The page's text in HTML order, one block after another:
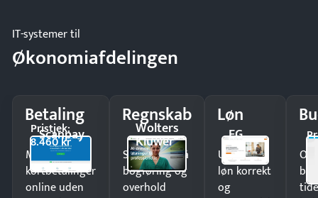
IT-systemer til
Økonomiafdelingen
Betaling
Scanpay
Pristjek:
8.460 kr
Modtag
kortbetalinger
online uden
Regnskab
Wolters
Kluwer
Spar timer på
bogføring og
overhold
Løn
EG
Udbetal
løn korrekt
og